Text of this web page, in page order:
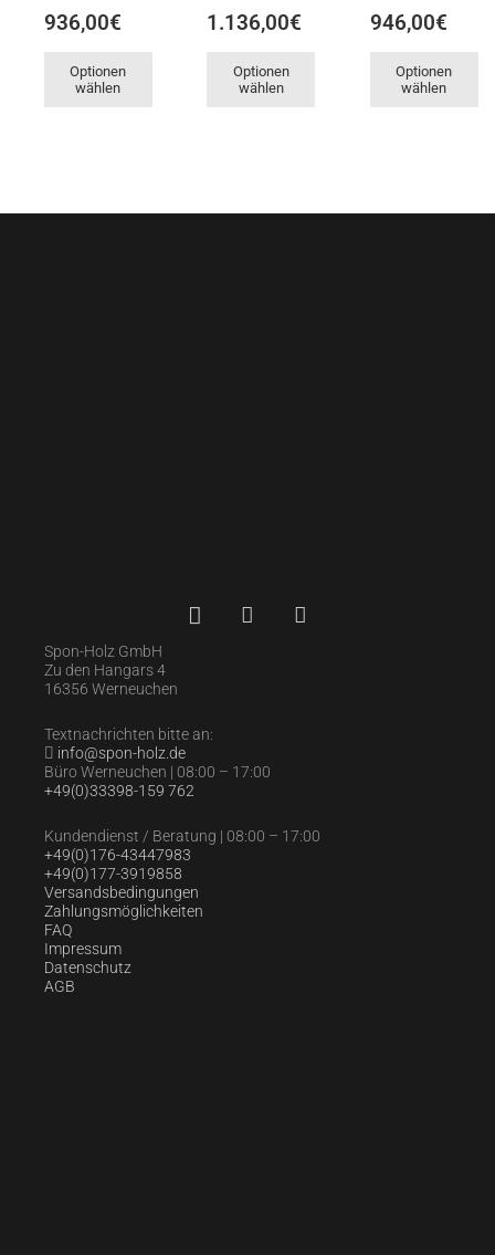
936,00€
Optionen
wählen
1.136,00€
Optionen
wählen
946,00€
Optionen
wählen
Spon-Holz GmbH
Zu den Hangars 4
16356 Werneuchen
Textnachrichten bitte an:
info@spon-holz.de
Büro Werneuchen | 08:00 – 17:00
+49(0)33398-159 762
Kundendienst / Beratung | 08:00 – 17:00
+49(0)176-43447983
+49(0)177-3919858
Versandsbedingungen
Zahlungsmöglichkeiten
FAQ
Impressum
Datenschutz
AGB